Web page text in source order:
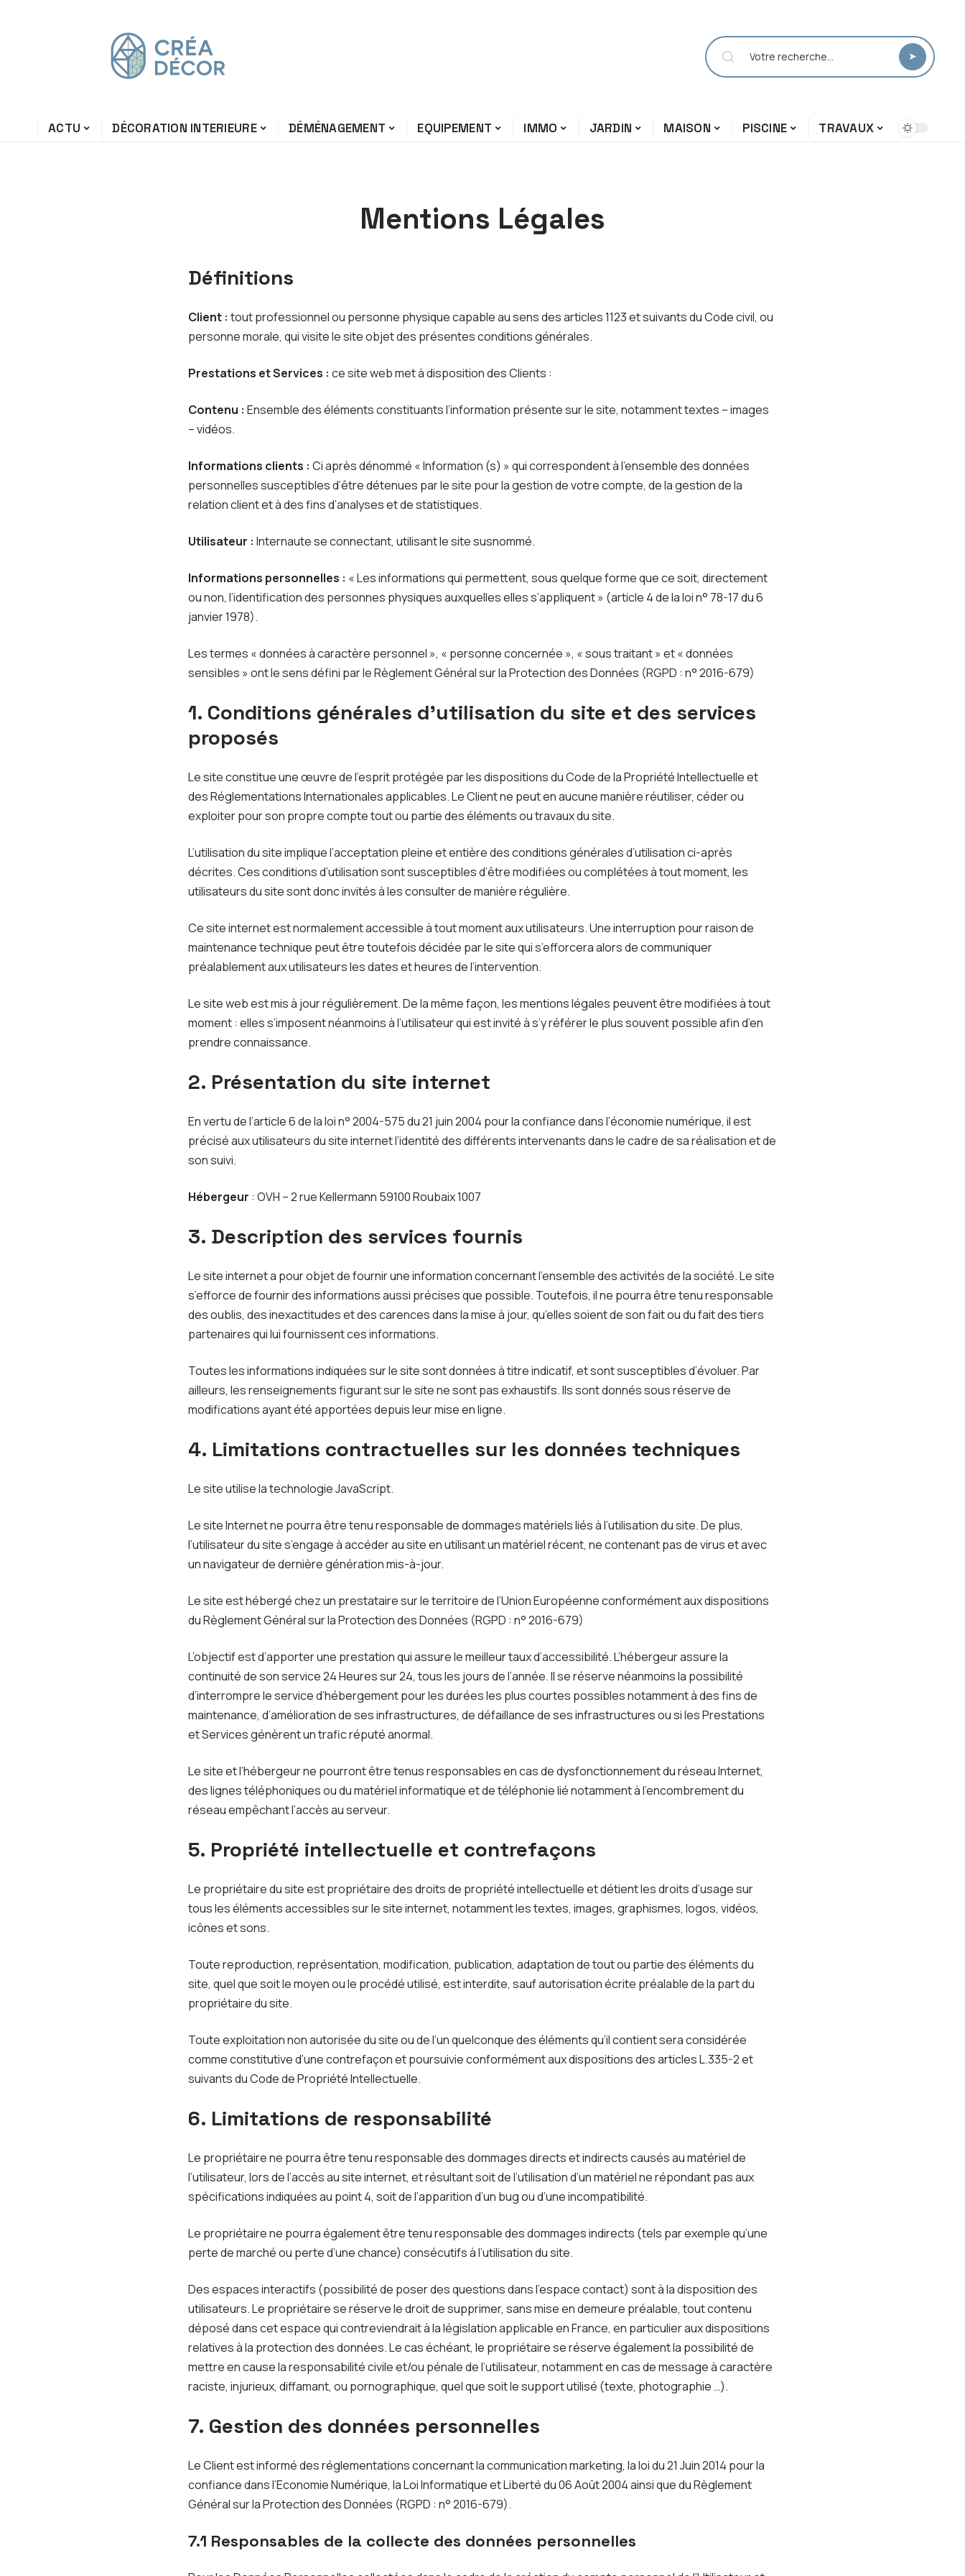
ACTU DÉCORATION INTERIEURE DÉMÉNAGEMENT EQUIPEMENT IMMO JARDIN MAISON PISCINE TRAVAUX
Mentions Légales
Définitions
Client : tout professionnel ou personne physique capable au sens des articles 1123 et suivants du Code civil, ou
personne morale, qui visite le site objet des présentes conditions générales.
Prestations et Services : ce site web met à disposition des Clients :
Contenu : Ensemble des éléments constituants l’information présente sur le site, notamment textes – images
– vidéos.
Informations clients : Ci après dénommé « Information (s) » qui correspondent à l’ensemble des données
personnelles susceptibles d’être détenues par le site pour la gestion de votre compte, de la gestion de la
relation client et à des fins d’analyses et de statistiques.
Utilisateur : Internaute se connectant, utilisant le site susnommé.
Informations personnelles : « Les informations qui permettent, sous quelque forme que ce soit, directement
ou non, l’identification des personnes physiques auxquelles elles s’appliquent » (article 4 de la loi n° 78-17 du 6
janvier 1978).
Les termes « données à caractère personnel », « personne concernée », « sous traitant » et « données
sensibles » ont le sens défini par le Règlement Général sur la Protection des Données (RGPD : n° 2016-679)
1. Conditions générales d’utilisation du site et des services
proposés
Le site constitue une œuvre de l’esprit protégée par les dispositions du Code de la Propriété Intellectuelle et
des Réglementations Internationales applicables. Le Client ne peut en aucune manière réutiliser, céder ou
exploiter pour son propre compte tout ou partie des éléments ou travaux du site.
L’utilisation du site implique l’acceptation pleine et entière des conditions générales d’utilisation ci-après
décrites. Ces conditions d’utilisation sont susceptibles d’être modifiées ou complétées à tout moment, les
utilisateurs du site sont donc invités à les consulter de manière régulière.
Ce site internet est normalement accessible à tout moment aux utilisateurs. Une interruption pour raison de
maintenance technique peut être toutefois décidée par le site qui s’efforcera alors de communiquer
préalablement aux utilisateurs les dates et heures de l’intervention.
Le site web est mis à jour régulièrement. De la même façon, les mentions légales peuvent être modifiées à tout
moment : elles s’imposent néanmoins à l’utilisateur qui est invité à s’y référer le plus souvent possible afin d’en
prendre connaissance.
2. Présentation du site internet
En vertu de l’article 6 de la loi n° 2004-575 du 21 juin 2004 pour la confiance dans l’économie numérique, il est
précisé aux utilisateurs du site internet l’identité des différents intervenants dans le cadre de sa réalisation et de
son suivi.
Hébergeur : OVH – 2 rue Kellermann 59100 Roubaix 1007
3. Description des services fournis
Le site internet a pour objet de fournir une information concernant l’ensemble des activités de la société. Le site
s’efforce de fournir des informations aussi précises que possible. Toutefois, il ne pourra être tenu responsable
des oublis, des inexactitudes et des carences dans la mise à jour, qu’elles soient de son fait ou du fait des tiers
partenaires qui lui fournissent ces informations.
Toutes les informations indiquées sur le site sont données à titre indicatif, et sont susceptibles d’évoluer. Par
ailleurs, les renseignements figurant sur le site ne sont pas exhaustifs. Ils sont donnés sous réserve de
modifications ayant été apportées depuis leur mise en ligne.
4. Limitations contractuelles sur les données techniques
Le site utilise la technologie JavaScript.
Le site Internet ne pourra être tenu responsable de dommages matériels liés à l’utilisation du site. De plus,
l’utilisateur du site s’engage à accéder au site en utilisant un matériel récent, ne contenant pas de virus et avec
un navigateur de dernière génération mis-à-jour.
Le site est hébergé chez un prestataire sur le territoire de l’Union Européenne conformément aux dispositions
du Règlement Général sur la Protection des Données (RGPD : n° 2016-679)
L’objectif est d’apporter une prestation qui assure le meilleur taux d’accessibilité. L’hébergeur assure la
continuité de son service 24 Heures sur 24, tous les jours de l’année. Il se réserve néanmoins la possibilité
d’interrompre le service d’hébergement pour les durées les plus courtes possibles notamment à des fins de
maintenance, d’amélioration de ses infrastructures, de défaillance de ses infrastructures ou si les Prestations
et Services génèrent un trafic réputé anormal.
Le site et l’hébergeur ne pourront être tenus responsables en cas de dysfonctionnement du réseau Internet,
des lignes téléphoniques ou du matériel informatique et de téléphonie lié notamment à l’encombrement du
réseau empêchant l’accès au serveur.
5. Propriété intellectuelle et contrefaçons
Le propriétaire du site est propriétaire des droits de propriété intellectuelle et détient les droits d’usage sur
tous les éléments accessibles sur le site internet, notamment les textes, images, graphismes, logos, vidéos,
icônes et sons.
Toute reproduction, représentation, modification, publication, adaptation de tout ou partie des éléments du
site, quel que soit le moyen ou le procédé utilisé, est interdite, sauf autorisation écrite préalable de la part du
propriétaire du site.
Toute exploitation non autorisée du site ou de l’un quelconque des éléments qu’il contient sera considérée
comme constitutive d’une contrefaçon et poursuivie conformément aux dispositions des articles L.335-2 et
suivants du Code de Propriété Intellectuelle.
6. Limitations de responsabilité
Le propriétaire ne pourra être tenu responsable des dommages directs et indirects causés au matériel de
l’utilisateur, lors de l’accès au site internet, et résultant soit de l’utilisation d’un matériel ne répondant pas aux
spécifications indiquées au point 4, soit de l’apparition d’un bug ou d’une incompatibilité.
Le propriétaire ne pourra également être tenu responsable des dommages indirects (tels par exemple qu’une
perte de marché ou perte d’une chance) consécutifs à l’utilisation du site.
Des espaces interactifs (possibilité de poser des questions dans l’espace contact) sont à la disposition des
utilisateurs. Le propriétaire se réserve le droit de supprimer, sans mise en demeure préalable, tout contenu
déposé dans cet espace qui contreviendrait à la législation applicable en France, en particulier aux dispositions
relatives à la protection des données. Le cas échéant, le propriétaire se réserve également la possibilité de
mettre en cause la responsabilité civile et/ou pénale de l’utilisateur, notamment en cas de message à caractère
raciste, injurieux, diffamant, ou pornographique, quel que soit le support utilisé (texte, photographie …).
7. Gestion des données personnelles
Le Client est informé des réglementations concernant la communication marketing, la loi du 21 Juin 2014 pour la
confiance dans l’Economie Numérique, la Loi Informatique et Liberté du 06 Août 2004 ainsi que du Règlement
Général sur la Protection des Données (RGPD : n° 2016-679).
7.1 Responsables de la collecte des données personnelles